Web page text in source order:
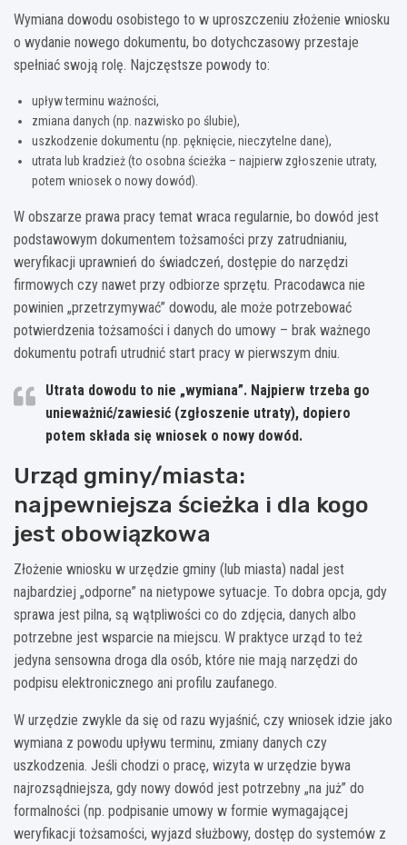
Wymiana dowodu osobistego to w uproszczeniu złożenie wniosku
o wydanie nowego dokumentu, bo dotychczasowy przestaje
spełniać swoją rolę. Najczęstsze powody to:
upływ terminu ważności,
zmiana danych (np. nazwisko po ślubie),
uszkodzenie dokumentu (np. pęknięcie, nieczytelne dane),
utrata lub kradzież (to osobna ścieżka – najpierw zgłoszenie utraty,
potem wniosek o nowy dowód).
W obszarze prawa pracy temat wraca regularnie, bo dowód jest
podstawowym dokumentem tożsamości przy zatrudnianiu,
weryfikacji uprawnień do świadczeń, dostępie do narzędzi
firmowych czy nawet przy odbiorze sprzętu. Pracodawca nie
powinien „przetrzymywać” dowodu, ale może potrzebować
potwierdzenia tożsamości i danych do umowy – brak ważnego
dokumentu potrafi utrudnić start pracy w pierwszym dniu.
Utrata dowodu to nie „wymiana”. Najpierw trzeba go
unieważnić/zawiesić (zgłoszenie utraty), dopiero
potem składa się wniosek o nowy dowód.
Urząd gminy/miasta:
najpewniejsza ścieżka i dla kogo
jest obowiązkowa
Złożenie wniosku w urzędzie gminy (lub miasta) nadal jest
najbardziej „odporne” na nietypowe sytuacje. To dobra opcja, gdy
sprawa jest pilna, są wątpliwości co do zdjęcia, danych albo
potrzebne jest wsparcie na miejscu. W praktyce urząd to też
jedyna sensowna droga dla osób, które nie mają narzędzi do
podpisu elektronicznego ani profilu zaufanego.
W urzędzie zwykle da się od razu wyjaśnić, czy wniosek idzie jako
wymiana z powodu upływu terminu, zmiany danych czy
uszkodzenia. Jeśli chodzi o pracę, wizyta w urzędzie bywa
najrozsądniejsza, gdy nowy dowód jest potrzebny „na już” do
formalności (np. podpisanie umowy w formie wymagającej
weryfikacji tożsamości, wyjazd służbowy, dostęp do systemów z